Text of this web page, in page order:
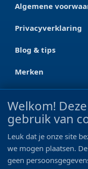
Algemene
Privacyverklaring
Blog & tips
Merken
Ootmarsumseweg
0546 - 622 990
Welkom!
gebruik van
Leuk dat je onze site
we mogen plaatsen.
geen